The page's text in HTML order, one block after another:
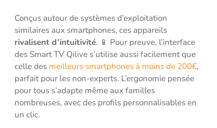
Conçus autour de systèmes d’exploitation
similaires aux smartphones, ces appareils
rivalisent d’intuitivité. 📱 Pour preuve, l’interface
des Smart TV Qilive s’utilise aussi facilement que
celle des meilleurs smartphones à moins de 200€,
parfait pour les non-experts. L’ergonomie pensée
pour tous s’adapte même aux familles
nombreuses, avec des profils personnalisables en
un clic.